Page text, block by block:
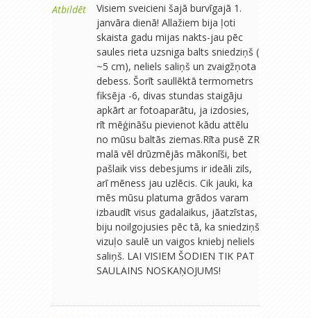
Atbildēt
Visiem sveicieni šajā burvīgajā 1.
janvāra dienā! Allažiem bija ļoti
skaista gadu mijas nakts-jau pēc
saules rieta uzsniga balts sniedziņš (
~5 cm), neliels saliņš un zvaigžņota
debess. Šorīt saullēktā termometrs
fiksēja -6, divas stundas staigāju
apkārt ar fotoaparātu, ja izdosies,
rīt mēģināšu pievienot kādu attēlu
no mūsu baltās ziemas.Rīta pusē ZR
malā vēl drūzmējās mākonīši, bet
pašlaik viss debesjums ir ideāli zils,
arī mēness jau uzlēcis. Cik jauki, ka
mēs mūsu platuma grādos varam
izbaudīt visus gadalaikus, jāatzīstas,
biju noilgojusies pēc tā, ka sniedziņš
vizuļo saulē un vaigos kniebj neliels
saliņš. LAI VISIEM ŠODIEN TIK PAT
SAULAINS NOSKAŅOJUMS!